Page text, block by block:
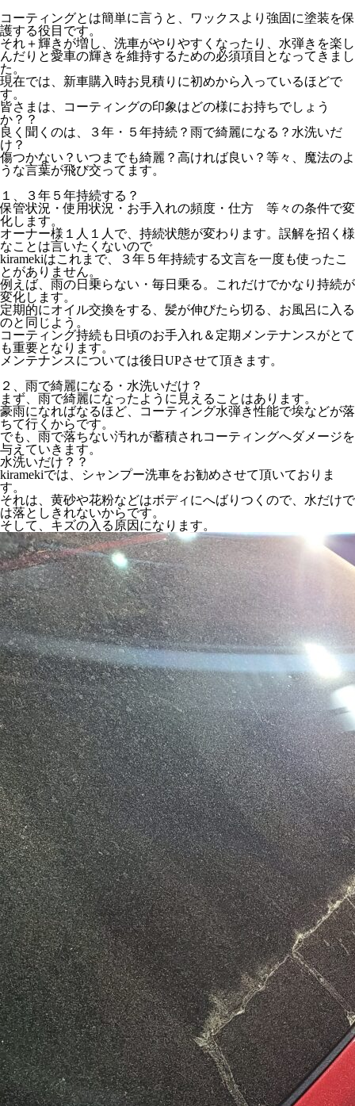
コーティングとは簡単に言うと、ワックスより強固に塗装を保
護する役目です。
それ＋輝きが増し、洗車がやりやすくなったり、水弾きを楽し
んだりと愛車の輝きを維持するための必須項目となってきまし
た。
現在では、新車購入時お見積りに初めから入っているほどで
す。
皆さまは、コーティングの印象はどの様にお持ちでしょう
か？？
良く聞くのは、３年・５年持続？雨で綺麗になる？水洗いだ
け？
傷つかない？いつまでも綺麗？高ければ良い？等々、魔法のよ
うな言葉が飛び交ってます。
１、３年５年持続する？
保管状況・使用状況・お手入れの頻度・仕方 等々の条件で変
化します。
オーナー様１人１人で、持続状態が変わります。誤解を招く様
なことは言いたくないので
kiramekiはこれまで、３年５年持続する文言を一度も使ったこ
とがありません。
例えば、雨の日乗らない・毎日乗る。これだけでかなり持続が
変化します。
定期的にオイル交換をする、髪が伸びたら切る、お風呂に入る
のと同じよう。
コーティング持続も日頃のお手入れ＆定期メンテナンスがとて
も重要となります。
メンテナンスについては後日UPさせて頂きます。
２、雨で綺麗になる・水洗いだけ？
まず、雨で綺麗になったように見えることはあります。
豪雨になればなるほど、コーティング水弾き性能で埃などが落
ちて行くからです。
でも、雨で落ちない汚れが蓄積されコーティングへダメージを
与えていきます。
水洗いだけ？？
kiramekiでは、シャンプー洗車をお勧めさせて頂いておりま
す。
それは、黄砂や花粉などはボディにへばりつくので、水だけで
は落としきれないからです。
そして、キズの入る原因になります。